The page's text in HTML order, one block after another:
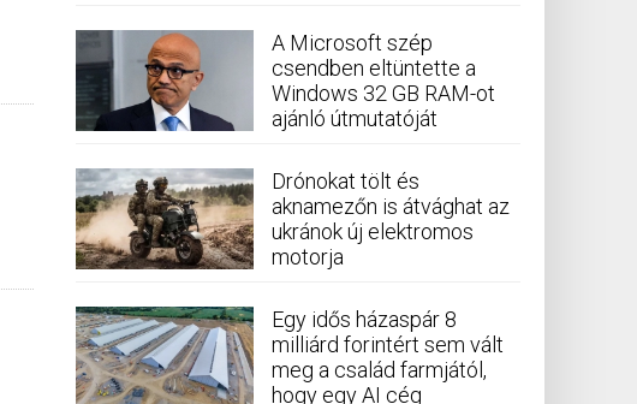
A Microsoft szép
csendben eltüntette a
Windows 32 GB RAM-ot
ajánló útmutatóját
Drónokat tölt és
aknamezőn is átvághat az
ukránok új elektromos
motorja
Egy idős házaspár 8
milliárd forintért sem vált
meg a család farmjától,
hogy egy AI cég